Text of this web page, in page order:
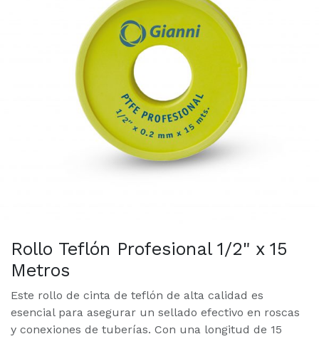
Rollo Teflón Profesional 1/2" x 15
Metros
Este rollo de cinta de teflón de alta calidad es
esencial para asegurar un sellado efectivo en roscas
y conexiones de tuberías. Con una longitud de 15